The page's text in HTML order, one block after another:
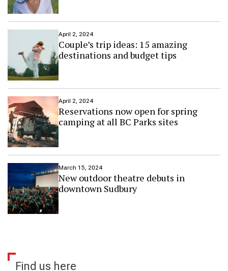
April 2, 2024
Couple’s trip ideas: 15 amazing
destinations and budget tips
April 2, 2024
Reservations now open for spring
camping at all BC Parks sites
March 15, 2024
New outdoor theatre debuts in
downtown Sudbury
Find us here